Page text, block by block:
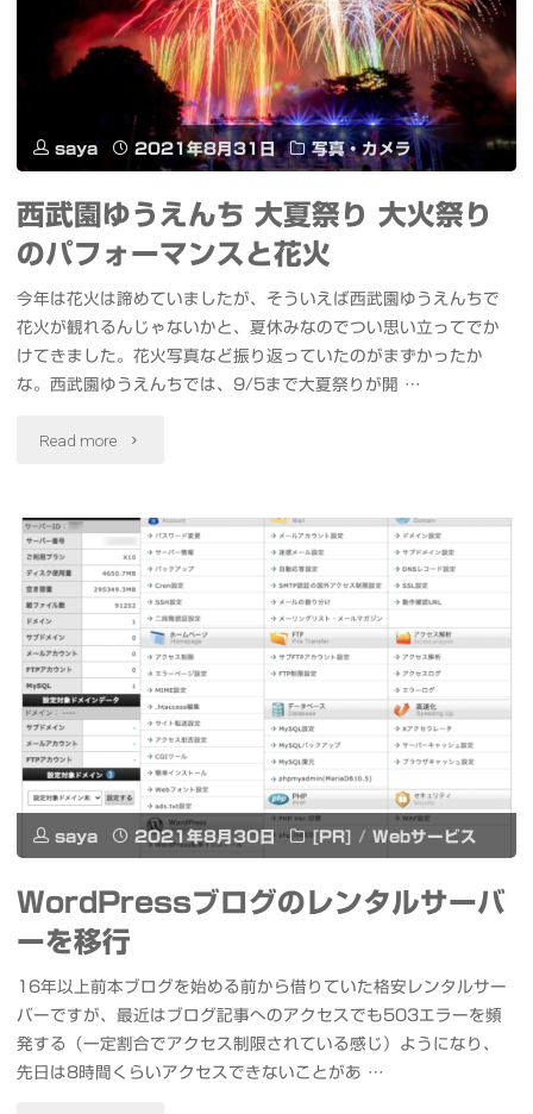
saya 2021年8月31日 写真・カメラ
西武園ゆうえんち 大夏祭り 大火祭り
のパフォーマンスと花火
今年は花火は諦めていましたが、そういえば西武園ゆうえんちで
花火が観れるんじゃないかと、夏休みなのでつい思い立ってでか
けてきました。花火写真など振り返っていたのがまずかったか
な。西武園ゆうえんちでは、9/5まで大夏祭りが開 …
Read more "西
園
ゆ
う
え
ん
ち
大
祭
り
大
火
saya 2021年8月30日 [PR] / Webサービス
WordPressブログのレンタルサーバ
ーを移行
16年以上前本ブログを始める前から借りていた格安レンタルサー
バーですが、最近はブログ記事へのアクセスでも503エラーを頻
発する（一定割合でアクセス制限されている感じ）ようになり、
先日は8時間くらいアクセスできないことがあ …